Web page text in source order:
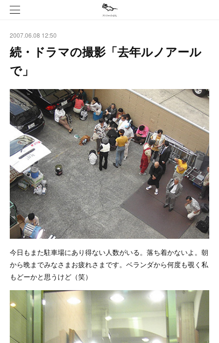
2007.06.08 12:50
続・ドラマの撮影「去年ルノアール
で」
今日もまた駐車場にあり得ない人数がいる。落ち着かないよ。朝
から晩までみなさまお疲れさまです。ベランダから何度も覗く私
もどーかと思うけど（笑）